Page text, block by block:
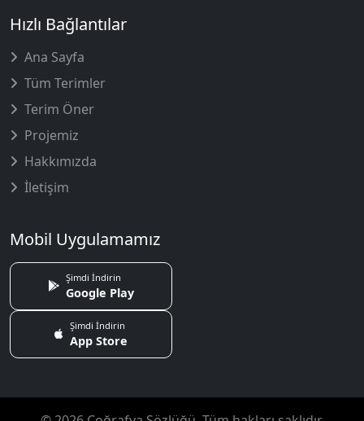
Hızlı Bağlantılar
Ana Sayfa
Tüm Terimler
Terim Öner
Projemiz
Hakkımızda
İletişim
Mobil Uygulamamız
Şimdi İndirin
Google Play
Şimdi İndirin
App Store